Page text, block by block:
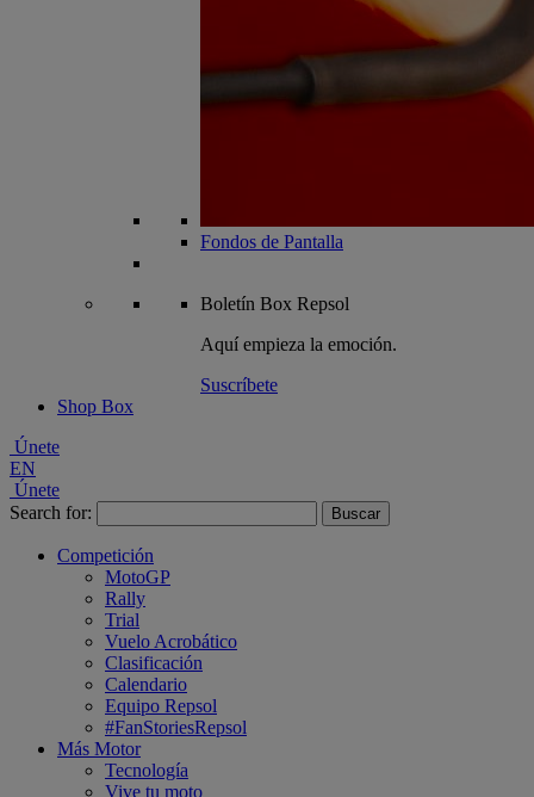
Fondos de Pantalla
Boletín Box Repsol
Aquí empieza la emoción.
Suscríbete
Shop Box
Únete
EN
Únete
Search for:
Competición
MotoGP
Rally
Trial
Vuelo Acrobático
Clasificación
Calendario
Equipo Repsol
#FanStoriesRepsol
Más Motor
Tecnología
Vive tu moto